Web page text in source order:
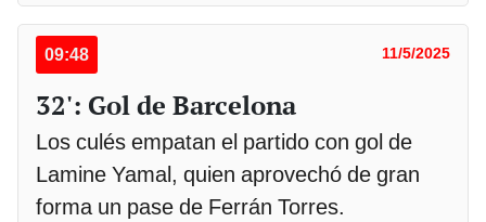
09:48 11/5/2025
32': Gol de Barcelona
Los culés empatan el partido con gol de
Lamine Yamal, quien aprovechó de gran
forma un pase de Ferrán Torres.